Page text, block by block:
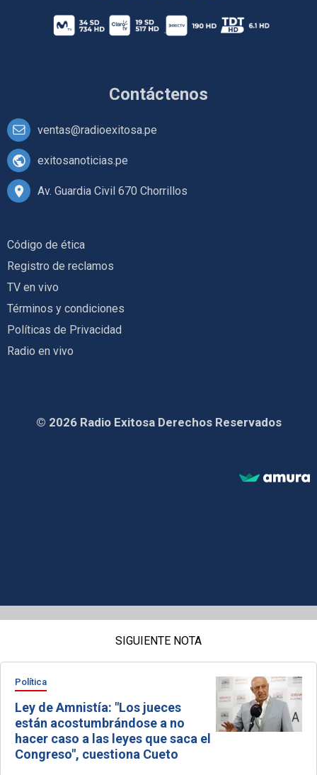
Contáctenos
ventas@radioexitosa.pe
exitosanoticias.pe
Av. Guardia Civil 670 Chorrillos
Código de ética
Registro de reclamos
TV en vivo
Términos y condiciones
Políticas de Privacidad
Radio en vivo
© 2026 Radio Exitosa Derechos Reservados
SIGUIENTE NOTA
Política
Ley de Amnistía: "Los jueces
están acostumbrándose a no
hacer caso a las leyes que saca el
Congreso", cuestiona Cueto